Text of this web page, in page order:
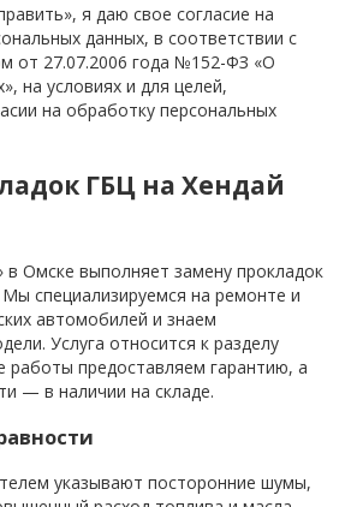
я даю свое согласие на
данных, в соответствии с
от 27.07.2006 года №152-ФЗ «О
на условиях и для целей,
на обработку персональных
ГБЦ на Хендай
в Омске выполняет замену прокладок
специализируемся на ремонте и
автомобилей и знаем
Услуга относится к разделу
работы предоставляем гарантию, а
— в наличии на складе.
указывают посторонние шумы,